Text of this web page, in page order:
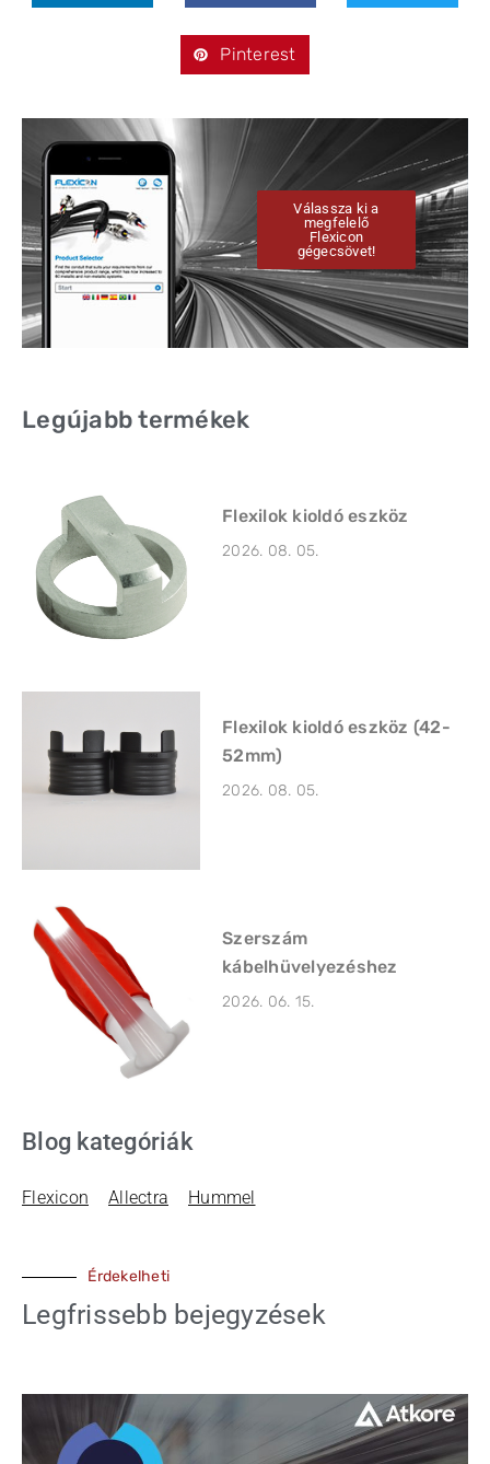
Pinterest
Válassza ki a
megfelelő
Flexicon
gégecsövet!
Legújabb termékek
Flexilok kioldó eszköz
2026. 08. 05.
Flexilok kioldó eszköz (42-
52mm)
2026. 08. 05.
Szerszám
kábelhüvelyezéshez
2026. 06. 15.
Blog kategóriák
Flexicon Allectra Hummel
Érdekelheti
Legfrissebb bejegyzések